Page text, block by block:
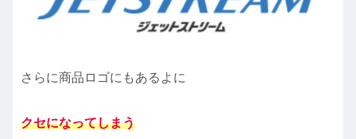
さらに商品ロゴにもあるよに
クセになってしまう